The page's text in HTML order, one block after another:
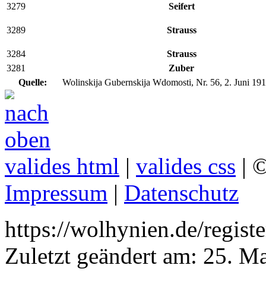
Quelle: Wolinskija Gubernskija Wdomosti, Nr. 56, 2. Juni
3279
Seifert
3289 Strauss
3284
Strauss
3281
Zuber
valides html | valides css |
Impressum | Datenschutz
https://wolhynien.de/
Zuletzt geändert am: 25.